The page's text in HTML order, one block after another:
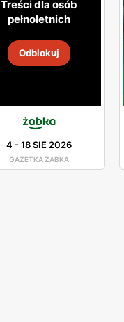
Treści dla osób
pełnoletnich
Odblokuj
4 -18 SIE 2026
GAZETKA ŻABKA